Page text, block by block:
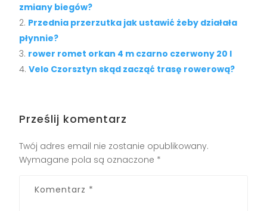
zmiany biegów?
Przednia przerzutka jak ustawić żeby działała
płynnie?
rower romet orkan 4 m czarno czerwony 20 l
Velo Czorsztyn skąd zacząć trasę rowerową?
Prześlij komentarz
Twój adres email nie zostanie opublikowany.
Wymagane pola są oznaczone *